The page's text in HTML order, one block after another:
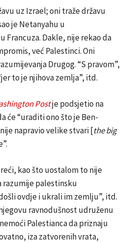
uz Izrael; oni traže državu
je Netanyahu u
Francuza. Dakle, nije rekao da
već Palestinci. Oni
Drugog. “S pravom”,
to je njihova zemlja”, itd.
Postje podsjetio na
će “uraditi ono što je Ben-
napravio velike stvari [the big
kao što uostalom to nije
razumije palestinsku
ovdje i ukrali im zemlju”, itd.
ravnodušnost udruženu
Palestianca da priznaju
iza zatvorenih vrata,